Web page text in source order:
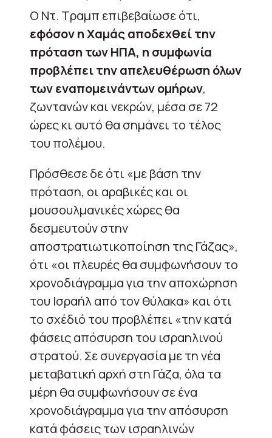
Ο Ντ. Τραμπ επιβεβαίωσε ότι,
εφόσον η Χαμάς αποδεχθεί την
πρόταση των ΗΠΑ, η συμφωνία
προβλέπει την απελευθέρωση όλων
των εναπομεινάντων ομήρων,
ζωντανών και νεκρών, μέσα σε 72
ώρες κι αυτό θα σημάνει το τέλος
του πολέμου.
Πρόσθεσε δε ότι «με βάση την
πρόταση, οι αραβικές και οι
μουσουλμανικές χώρες θα
δεσμευτούν στην
αποστρατιωτικοποίηση της Γάζας»,
ότι «οι πλευρές θα συμφωνήσουν το
χρονοδιάγραμμα για την αποχώρηση
του Ισραήλ από τον θύλακα» και ότι
το σχέδιό του προβλέπει «την κατά
φάσεις απόσυρση του ισραηλινού
στρατού. Σε συνεργασία με τη νέα
μεταβατική αρχή στη Γάζα, όλα τα
μέρη θα συμφωνήσουν σε ένα
χρονοδιάγραμμα για την απόσυρση
κατά φάσεις των ισραηλινών